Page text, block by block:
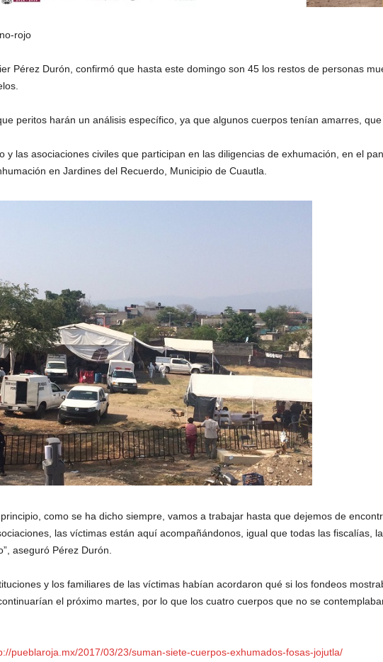
Pérez Durón, confirmó que hasta este domingo son 45 los restos de personas
peritos harán un análisis específico, ya que algunos cuerpos tenían amarres,
y las asociaciones civiles que participan en las diligencias de exhumación, en el
en Jardines del Recuerdo, Municipio de Cuautla.
como se ha dicho siempre, vamos a trabajar hasta que dejemos de
las víctimas están aquí acompañándonos, igual que todas las fiscalías,
aseguró Pérez Durón.
y los familiares de las víctimas habían acordaron qué si los fondeos
el próximo martes, por lo que los cuatro cuerpos que no se
pueblaroja.mx/2017/03/23/suman-siete-cuerpos-exhumados-fosas-jojutla/